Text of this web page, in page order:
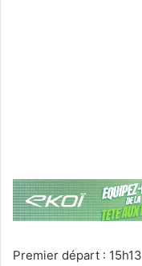
Premier départ : 15h13